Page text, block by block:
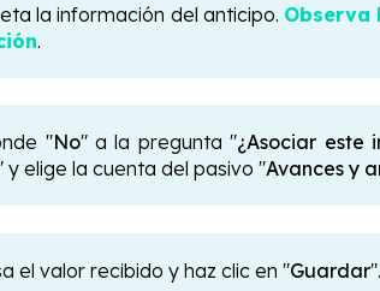
la información del anticipo. Observa
.
"No" a la pregunta "¿Asociar este
y elige la cuenta del pasivo "Avances y
el valor recibido y haz clic en "Guardar".